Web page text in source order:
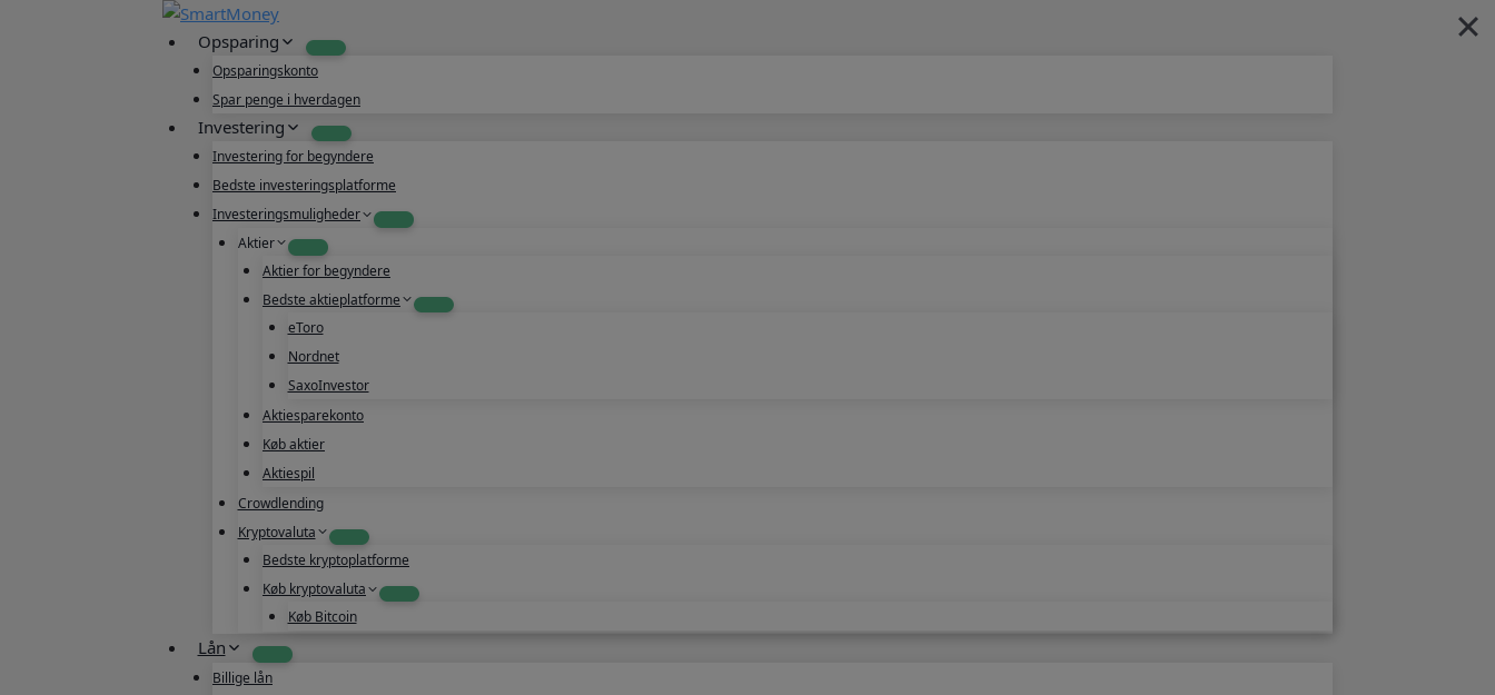
Opsparing
Opsparingskonto
Spar penge i hverdagen
Investering
Investering for begyndere
Bedste investeringsplatforme
Investeringsmuligheder
Aktier
Aktier for begyndere
Bedste aktieplatforme
eToro
Nordnet
SaxoInvestor
Aktiesparekonto
Køb aktier
Aktiespil
Crowdlending
Kryptovaluta
Bedste kryptoplatforme
Køb kryptovaluta
Køb Bitcoin
Lån
Billige lån